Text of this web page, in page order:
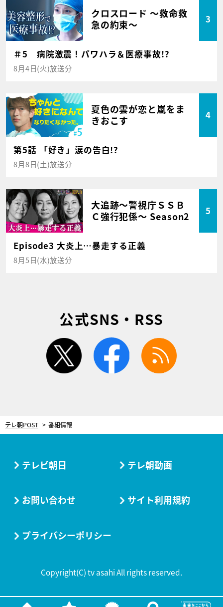
クロスロード ～救命救
急の約束～
3
＃5 病院激震！パワハラ＆医療事故!?
8月4日(火)放送分
夏色の雲が恋と嵐をま
きおこす
4
第5話 「好き」涙の告白!?
8月8日(土)放送分
大追跡～警視庁ＳＳＢ
Ｃ強行犯係～ Season2
5
Episode3 大炎上…暴走する正義
8月5日(水)放送分
公式SNS・RSS
twitter facebook
テレ朝POST 番組情報
テレビ朝日 テレ朝動画
お問い合わせ サイト利用規約
プライバシーポリシー
Copyright(C) tv asahi All rights reserved.